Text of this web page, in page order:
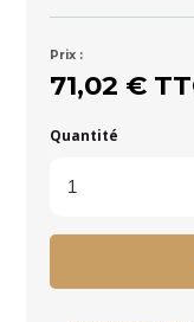
Prix :
71,02 €
Quantité